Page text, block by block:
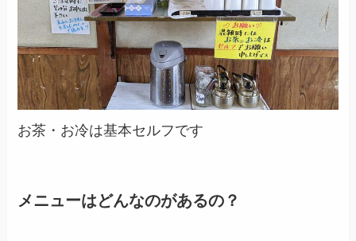
お茶・お冷は基本セルフです
メニューはどんなのがあるの？